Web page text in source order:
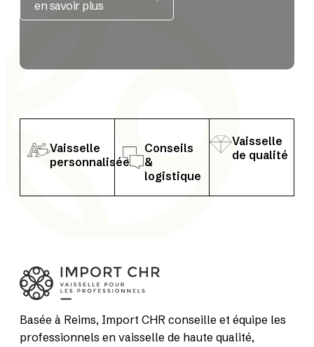
en savoir plus
Vaisselle
personnalisée
Conseils
&
logistique
Vaisselle
de qualité
Basée à Reims, Import CHR conseille et équipe les
professionnels en vaisselle de haute qualité,